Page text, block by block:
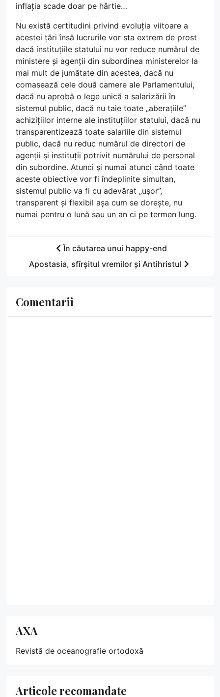
inflația scade doar pe hârtie…
Nu există certitudini privind evoluția viitoare a
acestei țări însă lucrurile vor sta extrem de prost
dacă instituțiile statului nu vor reduce numărul de
ministere și agenții din subordinea ministerelor la
mai mult de jumătate din acestea, dacă nu
comasează cele două camere ale Parlamentului,
dacă nu aprobă o lege unică a salarizării în
sistemul public, dacă nu taie toate „aberațiile”
achizițiilor interne ale instituțiilor statului, dacă nu
transparentizează toate salariile din sistemul
public, dacă nu reduc numărul de directori de
agenții și instituții potrivit numărului de personal
din subordine. Atunci și numai atunci când toate
aceste obiective vor fi îndeplinite simultan,
sistemul public va fi cu adevărat „ușor”,
transparent și flexibil așa cum se dorește, nu
numai pentru o lună sau un an ci pe termen lung.
În căutarea unui happy-end
Apostasia, sfîrșitul vremilor și Antihristul
Comentarii
AXA
Revistă de oceanografie ortodoxă
Articole recomandate